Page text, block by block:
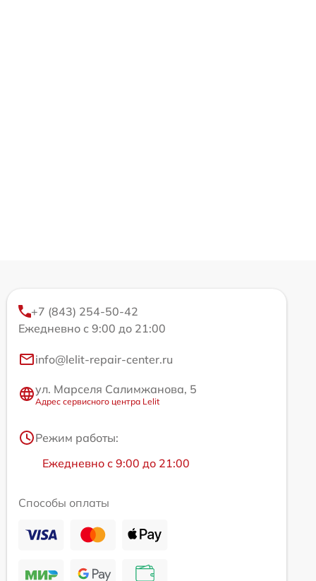
+7 (843) 254-50-42
Ежедневно с 9:00 до 21:00
info@lelit-repair-center.ru
ул. Марселя Салимжанова, 5
Адрес сервисного центра Lelit
Режим работы:
Ежедневно с 9:00 до 21:00
Способы оплаты